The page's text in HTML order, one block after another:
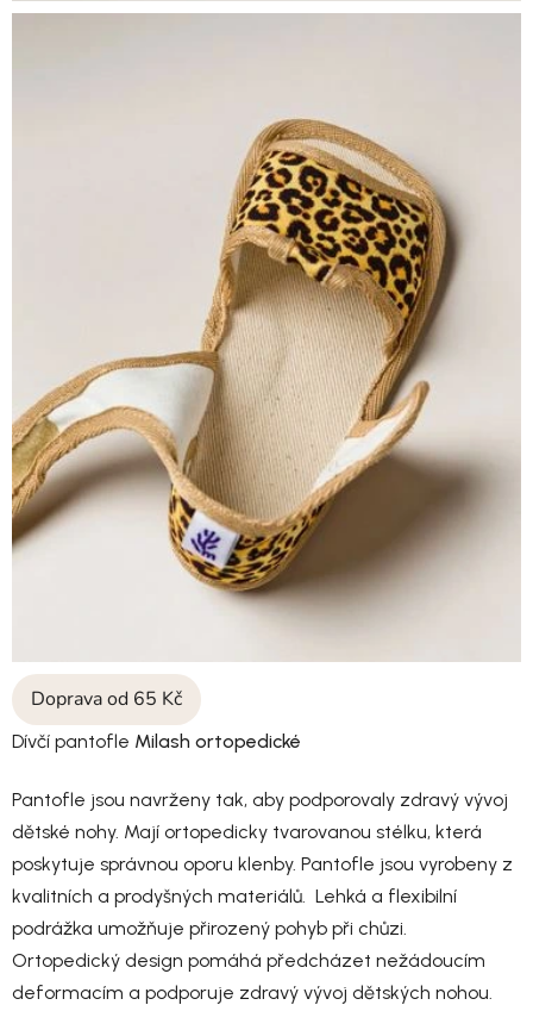
Doprava od 65 Kč
Dívčí pantofle Milash ortopedické
Pantofle jsou navrženy tak, aby podporovaly zdravý vývoj
dětské nohy. Mají ortopedicky tvarovanou stélku, která
poskytuje správnou oporu klenby. Pantofle jsou vyrobeny z
kvalitních a prodyšných materiálů. Lehká a flexibilní
podrážka umožňuje přirozený pohyb při chůzi.
Ortopedický design pomáhá předcházet nežádoucím
deformacím a podporuje zdravý vývoj dětských nohou.